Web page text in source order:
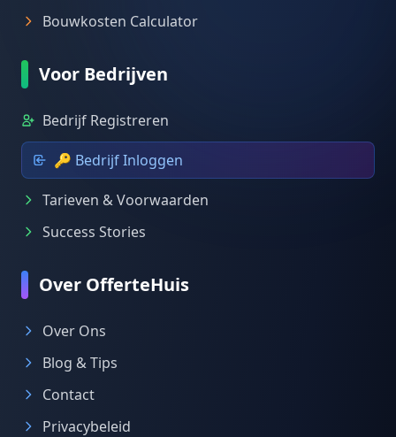
Bouwkosten Calculator
Voor Bedrijven
Bedrijf Registreren
🔑 Bedrijf Inloggen
Tarieven & Voorwaarden
Success Stories
Over OfferteHuis
Over Ons
Blog & Tips
Contact
Privacybeleid